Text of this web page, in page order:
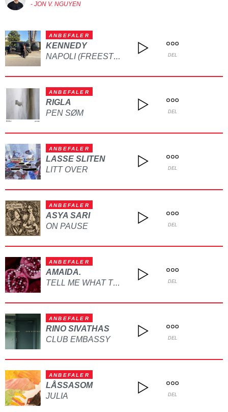
- JON V. NGUYEN
ANBEFALER
KENNEDY
NAPOLI (FREESTYLE) DEL
ANBEFALER
RIGLA
PEN SØM
DEL
ANBEFALER
LASSE SLITEN
LITT OVER
DEL
ANBEFALER
ASYA SARI
ON PAUSE
DEL
ANBEFALER
AMAIDA.
TELL ME WHAT TO DO DEL
ANBEFALER
RINO SIVATHAS
CLUB EMBASSY
DEL
ANBEFALER
LÅSSASOM
JULIA
DEL